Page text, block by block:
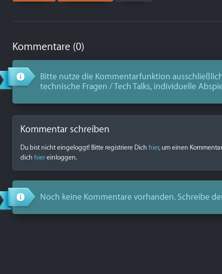
Kommentare (0)
Bitte nutze die Kommentarfunktion
technische Fragen / Tech Talks, individuelle
Kommentar schreiben
Du bist nicht eingeloggt! Bitte registriere Dich hier, um einen
dich hiereinloggen.
Noch keine Kommentare vorhanden. Schreibe